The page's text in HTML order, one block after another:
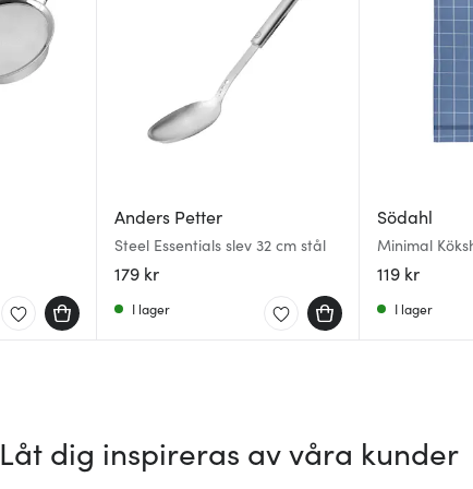
Anders Petter
Steel Essentials slev 32 cm stål
179 kr
I lager
Södahl
Minimal
119 kr
I lager
Låt dig inspireras av våra kunder